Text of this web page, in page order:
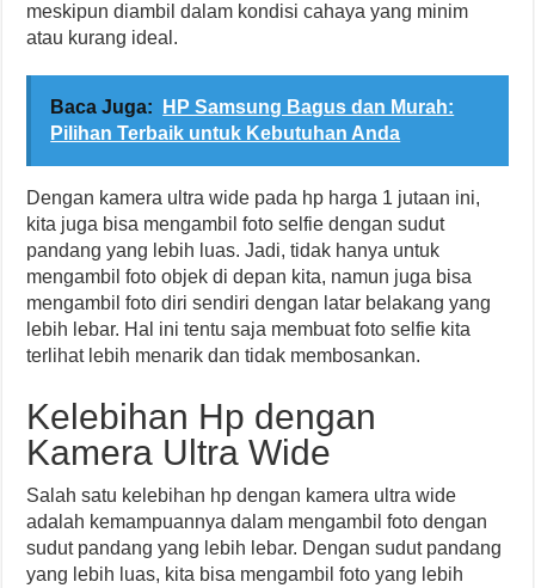
meskipun diambil dalam kondisi cahaya yang minim
atau kurang ideal.
Baca Juga:
HP Samsung Bagus dan Murah:
Pilihan Terbaik untuk Kebutuhan Anda
Dengan kamera ultra wide pada hp harga 1 jutaan ini,
kita juga bisa mengambil foto selfie dengan sudut
pandang yang lebih luas. Jadi, tidak hanya untuk
mengambil foto objek di depan kita, namun juga bisa
mengambil foto diri sendiri dengan latar belakang yang
lebih lebar. Hal ini tentu saja membuat foto selfie kita
terlihat lebih menarik dan tidak membosankan.
Kelebihan Hp dengan
Kamera Ultra Wide
Salah satu kelebihan hp dengan kamera ultra wide
adalah kemampuannya dalam mengambil foto dengan
sudut pandang yang lebih lebar. Dengan sudut pandang
yang lebih luas, kita bisa mengambil foto yang lebih